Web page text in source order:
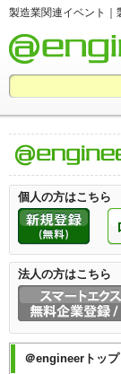
製造業関連イベント｜
個人の方はこちら
法人の方はこちら
＠engineerトップ